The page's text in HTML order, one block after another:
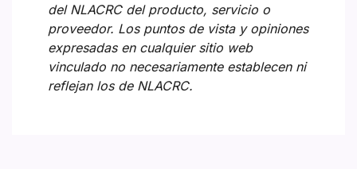
del NLACRC del producto, servicio o
proveedor. Los puntos de vista y opiniones
expresadas en cualquier sitio web
vinculado no necesariamente establecen ni
reflejan los de NLACRC.